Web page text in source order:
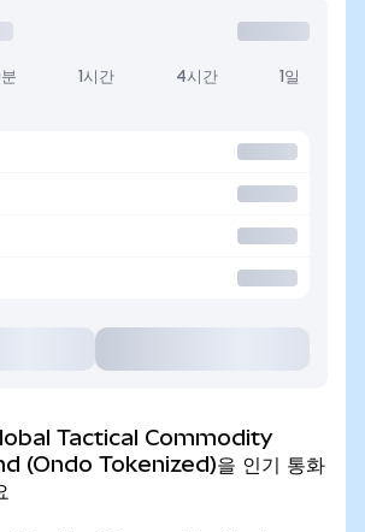
1시간 4시간 1일
Tactical Commodity
(Ondo Tokenized)을 인기 통화